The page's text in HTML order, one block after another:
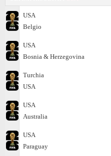
USA
Belgio
USA
Bosnia & Herzegovina
Turchia
USA
USA
Australia
USA
Paraguay